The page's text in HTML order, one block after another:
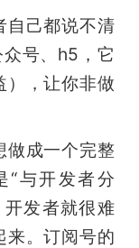
自己都说不清
号、h5，它
），让你非做
做成一个完整
“与开发者分
发者就很难
来。订阅号的